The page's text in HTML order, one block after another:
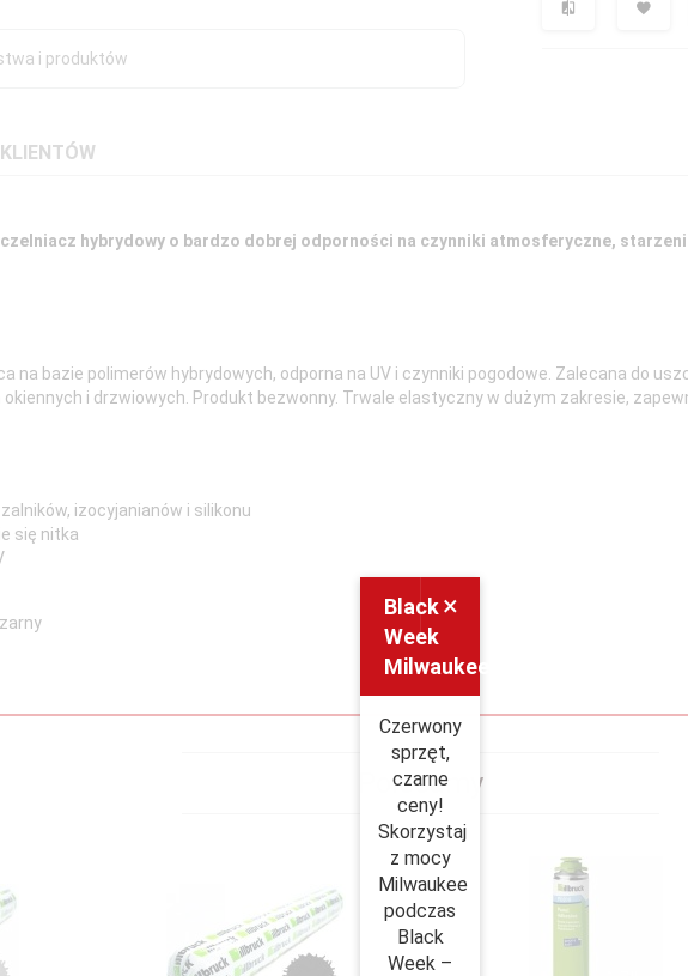
i produktów
hybrydowy o bardzo dobrej odporności na czynniki atmosferyczne,
na bazie polimerów hybrydowych, odporna na UV i czynniki pogodowe. Zalecana do
okiennych i drzwiowych. Produkt bezwonny. Trwale elastyczny w dużym zakresie,
izocyjanianów i silikonu
się nitka
Polecamy
×
Black
Week
Milwaukee
Czerwony
sprzęt,
czarne
ceny!
Skorzystaj
z mocy
Milwaukee
podczas
Black
Week –